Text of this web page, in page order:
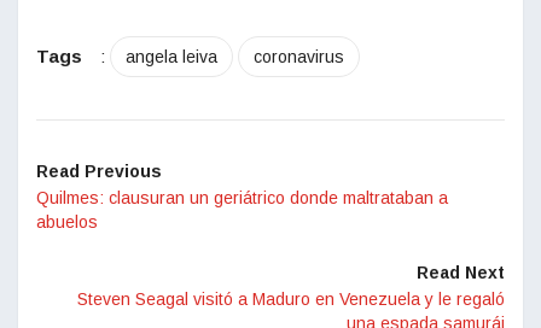
Tags : angela leiva coronavirus
Read Previous
Quilmes: clausuran un geriátrico donde maltrataban a
abuelos
Read Next
Steven Seagal visitó a Maduro en Venezuela y le regaló
una espada samurái